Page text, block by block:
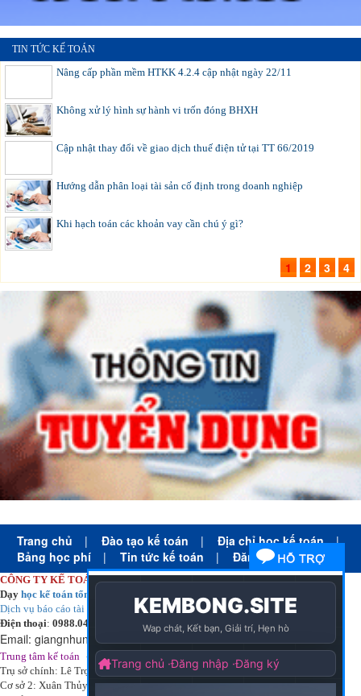
TIN TỨC KẾ TOÁN
Nâng cấp phần mềm HTKK 4.2.4 cập nhật ngày 22/11
Không xử lý hình sự hành vi trốn đóng BHXH
Cập nhật thay đổi về giao dịch thuế điện tử tại TT 66/2019
Hướng dẫn phân loại tài sản cố định trong doanh nghiệp
Khi hạch toán các khoản vay cần chú ý gì?
1 2 3 4
Trang chủ | Đào tạo kế toán | Địa chỉ học kế toán
|
Bảng học phí
| Tin tức kế toán | Đăng ký học
CÔNG TY KẾ TOÁN HÀ NỘI
Dạy học kế toán tổng hợp
Dịch vụ báo cáo tài chính
chuyên nghiệp uy tín giá rẻ
Điện thoại: 0988.043.053
Email: giangnhungkthn@gmail.com
Trung tâm kế toán - Công ty kế toán hà nội ạy tại:
Trụ sở chính: Lê Trọng Tấn - Thanh Xuân - Hà Nội
Cơ sở 2: Xuân Thủy - Cầu Giấy - Hà Nội